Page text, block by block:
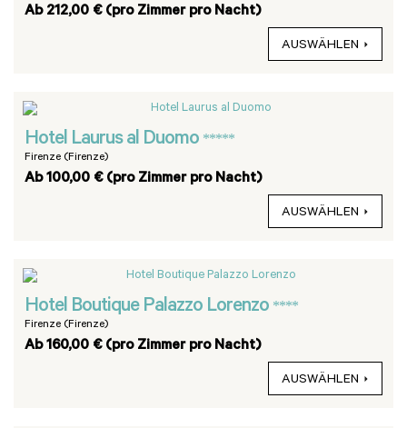
Ab 212,00 € (pro Zimmer pro Nacht)
AUSWÄHLEN
Hotel Laurus al Duomo *****
Firenze (Firenze)
Ab 100,00 € (pro Zimmer pro Nacht)
AUSWÄHLEN
Hotel Boutique Palazzo Lorenzo ****
Firenze (Firenze)
Ab 160,00 € (pro Zimmer pro Nacht)
AUSWÄHLEN